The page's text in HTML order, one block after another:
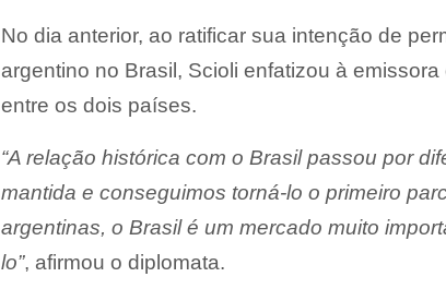
No dia anterior, ao ratificar sua intenção de
argentino no Brasil, Scioli enfatizou à
entre os dois países.
“A relação histórica com o Brasil passou por
mantida e conseguimos torná-lo o primeiro
argentinas, o Brasil é um mercado muito
lo”, afirmou o diplomata.